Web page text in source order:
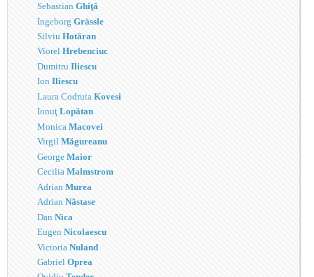
SebastianGhiţă
IngeborgGrässle
SilviuHotăran
ViorelHrebenciuc
DumitruIliescu
IonIliescu
Laura CodrutaKovesi
IonuţLopătan
MonicaMacovei
VirgilMăgureanu
GeorgeMaior
CeciliaMalmstrom
AdrianMurea
AdrianNăstase
DanNica
EugenNicolaescu
VictoriaNuland
GabrielOprea